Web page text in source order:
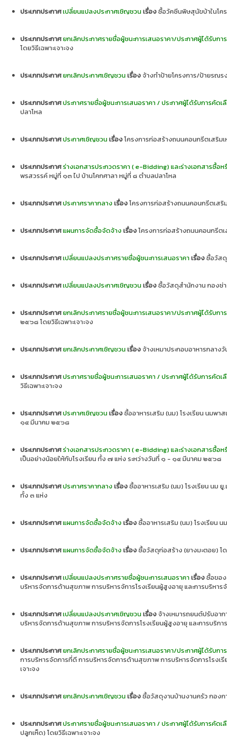
ประเภทประกาศเปลี่ยนแปลงประกาศเชิญชวนเรื่องซื้อวัคซีนพิษสุนัขบ้าในโค
ประเภทประกาศยกเลิกประกาศรายชื่อผู้ชนะการเสนอราคา/ประกาศผู้ได้รับกา
โดยวิธีเฉพาะเจาะจง
ประเภทประกาศยกเลิกประกาศเชิญชวนเรื่อง จ้างทำป้ายโครงการ/ป้ายรณร
ประเภทประกาศประกาศรายชื่อผู้ชนะการเสนอราคา / ประกาศผู้ได้รับการคัดเ
ปลาโหล
ประเภทประกาศประกาศเชิญชวนเรื่องโครงการก่อสร้างถนนคอนกรีตเสริม
ประเภทประกาศร่างเอกสารประกวดราคา ( e-Bidding) และร่างเอกสารซื้อ
พรสวรรค์ หมู่ที่ ๑๓ ไป บ้านโคกศาลา หมู่ที่ ๘ ตำบลปลาโหล
ประเภทประกาศประกาศราคากลางเรื่องโครงการก่อสร้างถนนคอนกรีตเสริ
ประเภทประกาศแผนการจัดซื้อจัดจ้างเรื่องโครงการก่อสร้างถนนคอนกรีต
ประเภทประกาศเปลี่ยนแปลงประกาศรายชื่อผู้ชนะการเสนอราคาเรื่องซื้อวัสดุ
ประเภทประกาศเปลี่ยนแปลงประกาศเชิญชวนเรื่องซื้อวัสดุสำนักงาน กองช่า
ประเภทประกาศยกเลิกประกาศรายชื่อผู้ชนะการเสนอราคา/ประกาศผู้ได้รับกา
๒๕๖๘ โดยวิธีเฉพาะเจาะจง
ประเภทประกาศยกเลิกประกาศเชิญชวนเรื่อง จ้างเหมาประกอบอาหารกลา
ประเภทประกาศประกาศรายชื่อผู้ชนะการเสนอราคา / ประกาศผู้ได้รับการคัดเ
วิธีเฉพาะเจาะจง
ประเภทประกาศประกาศเชิญชวนเรื่องซื้ออาหารเสริม (นม) โรงเรียน นมพ
๑๔ มีนาคม ๒๕๖๘
ประเภทประกาศร่างเอกสารประกวดราคา ( e-Bidding) และร่างเอกสารซื้อ
เป็นอย่างน้อยให้กับโรงเรียน ทั้ง ๗ แห่ง ระหว่างวันที่ ๑ - ๑๔ มีนาคม ๒๕๖๘
ประเภทประกาศประกาศราคากลางเรื่องซื้ออาหารเสริม (นม) โรงเรียน น
ทั้ง ๓ แห่ง
ประเภทประกาศแผนการจัดซื้อจัดจ้างเรื่องซื้ออาหารเสริม (นม) โรงเรียน
ประเภทประกาศแผนการจัดซื้อจัดจ้างเรื่องซื้อวัสดุก่อสร้าง (ยางมะตอย) โด
ประเภทประกาศเปลี่ยนแปลงประกาศรายชื่อผู้ชนะการเสนอราคาเรื่องซื้อขอ
บริหารจัดการด้านสุขภาพ การบริหารจัการโรงเรียนผู้สูงอายุ และการบริหา
ประเภทประกาศเปลี่ยนแปลงประกาศเชิญชวนเรื่อง จ้างเหมารถยนต์ปรับอา
บริหารจัดการด้านสุขภาพ การบริหารจัดการโรงเรียนผู้สูงอายุ และการบริ
ประเภทประกาศยกเลิกประกาศรายชื่อผู้ชนะการเสนอราคา/ประกาศผู้ได้รับกา
การบริหารจัดการที่ดี การบริหารจัดการด้านสุขภาพ การบริหารจัดการโรง
เจาะจง
ประเภทประกาศยกเลิกประกาศเชิญชวนเรื่องซื้อวัสดุงานบ้านงานครัว กองก
ประเภทประกาศประกาศรายชื่อผู้ชนะการเสนอราคา / ประกาศผู้ได้รับการคัดเ
ปลูกเห็ด) โดยวิธีเฉพาะเจาะจง